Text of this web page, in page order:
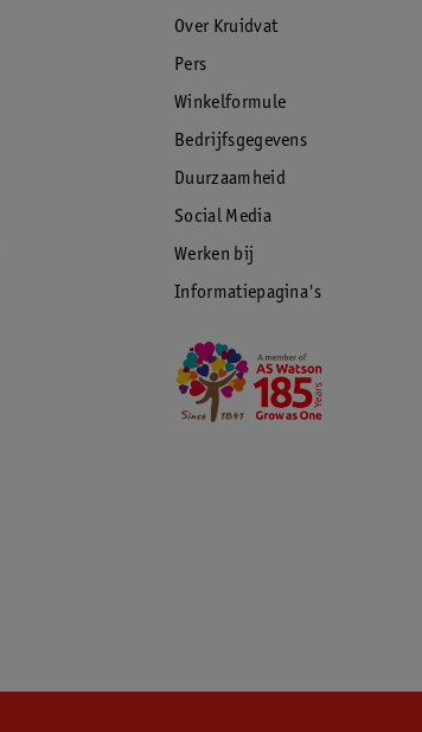
Over Kruidvat
Pers
Winkelformule
Bedrijfsgegevens
Duurzaamheid
Social Media
Werken bij
Informatiepagina's